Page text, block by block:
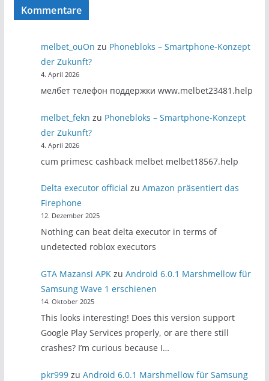
Kommentare
melbet_ouOn zu Phonebloks – Smartphone-Konzept
der Zukunft?
4. April 2026
мелбет телефон поддержки www.melbet23481.help
melbet_fekn zu Phonebloks – Smartphone-Konzept
der Zukunft?
4. April 2026
cum primesc cashback melbet melbet18567.help
Delta executor official zuAmazon präsentiert das
Firephone
12. Dezember 2025
Nothing can beat delta executor in terms of
undetected roblox executors
GTA Mazansi APK zuAndroid 6.0.1 Marshmellow für
Samsung Wave 1 erschienen
14. Oktober 2025
This looks interesting! Does this version support
Google Play Services properly, or are there still
crashes? I’m curious because I…
pkr999 zuAndroid 6.0.1 Marshmellow für Samsung